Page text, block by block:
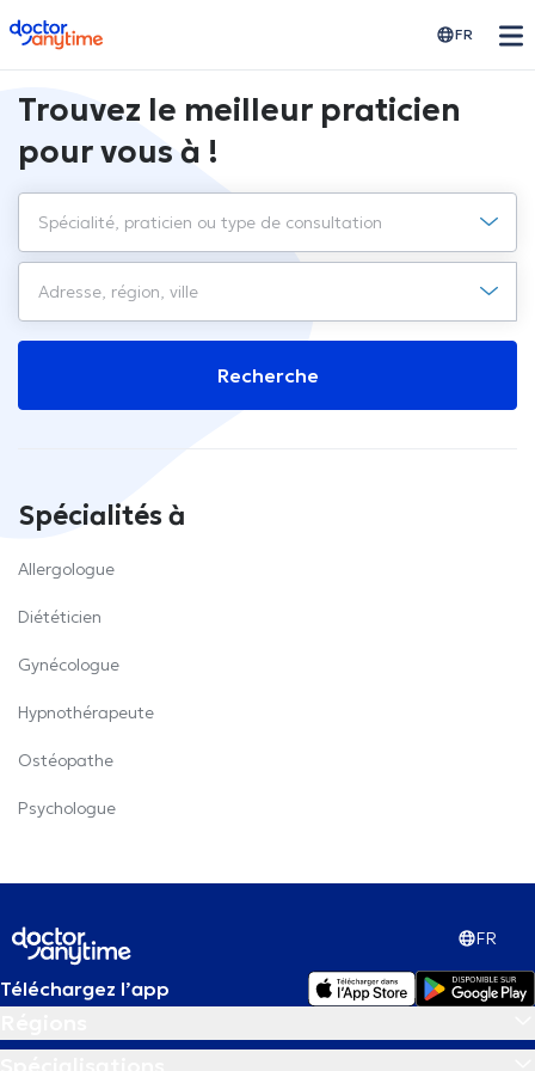
doctoranytime FR
Trouvez le meilleur praticien
pour vous à !
Recherche
Spécialités à
Allergologue
Diététicien
Gynécologue
Hypnothérapeute
Ostéopathe
Psychologue
FR
Téléchargez l’app